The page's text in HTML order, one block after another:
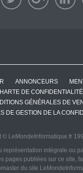
ANNONCEURS
DE CONFIDENTIALITÉ
GÉNÉRALES DE
DE GESTION DE LA
© LeMondeInformatique.fr
représentation intégrale ou
pages publiées sur ce site,
du site